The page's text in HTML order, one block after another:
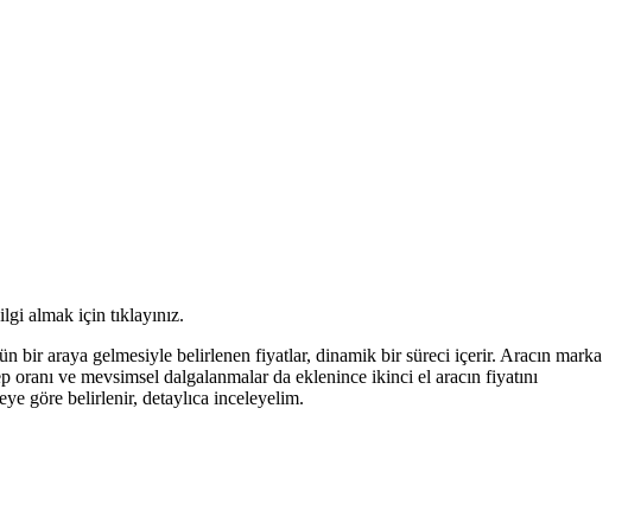
almak için tıklayınız.
bir araya gelmesiyle belirlenen fiyatlar, dinamik bir süreci içerir. Aracın marka
ve mevsimsel dalgalanmalar da eklenince ikinci el aracın fiyatını
göre belirlenir, detaylıca inceleyelim.